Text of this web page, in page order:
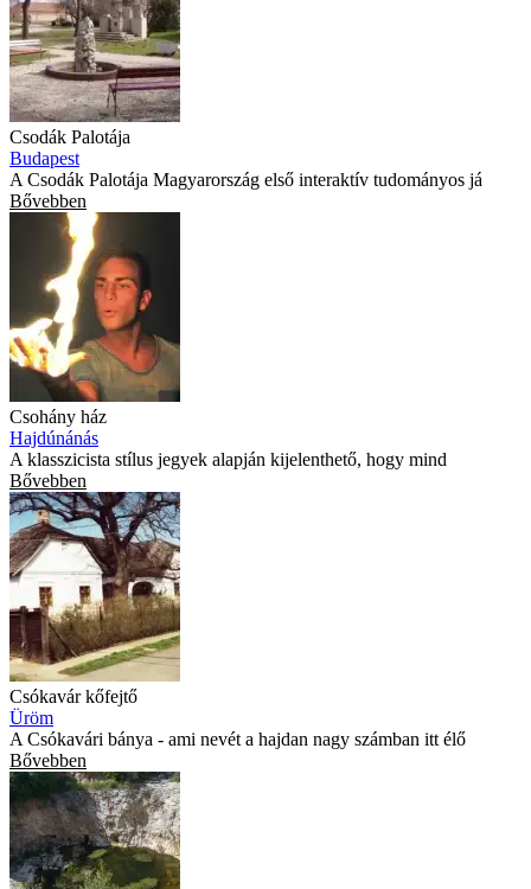
Csodák Palotája
Budapest
A Csodák Palotája Magyarország első interaktív tudományos já
Bővebben
Csohány ház
Hajdúnánás
A klasszicista stílus jegyek alapján kijelenthető, hogy mind
Bővebben
Csókavár kőfejtő
Üröm
A Csókavári bánya - ami nevét a hajdan nagy számban itt élő
Bővebben